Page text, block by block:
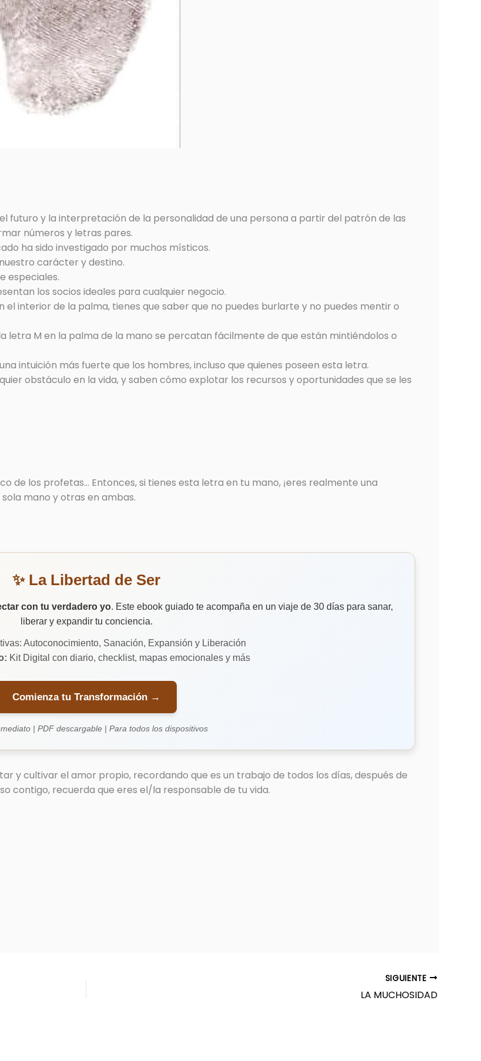
futuro y la interpretación de la personalidad de una persona a partir del patrón de las
números y letras pares.
ha sido investigado por muchos místicos.
carácter y destino.
especiales.
los socios ideales para cualquier negocio.
el interior de la palma, tienes que saber que no puedes burlarte y no puedes mentir o
letra M en la palma de la mano se percatan fácilmente de que están mintiéndolos o
intuición más fuerte que los hombres, incluso que quienes poseen esta letra.
obstáculo en la vida, y saben cómo explotar los recursos y oportunidades que se les
de los profetas… Entonces, si tienes esta letra en tu mano, ¡eres realmente una
mano y otras en ambas.
✨ La Libertad de Ser
con tu verdadero yo. Este ebook guiado te acompaña en un viaje de 30 días para sanar,
liberar y expandir tu conciencia.
Autoconocimiento, Sanación, Expansión y Liberación
Kit Digital con diario, checklist, mapas emocionales y más
Comienza tu Transformación →
| PDF descargable | Para todos los dispositivos
y cultivar el amor propio, recordando que es un trabajo de todos los días, después de
contigo, recuerda que eres el/la responsable de tu vida.
SIGUIENTE
LA MUCHOSIDAD